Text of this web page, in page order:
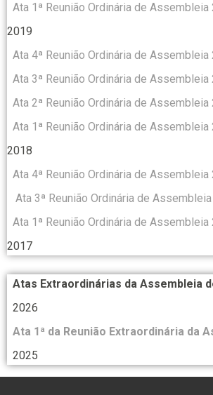
Ata 1ª Reunião Ordinária de Assembleia
2019
Ata 4ª Reunião Ordinária de Assembleia
Ata 3ª Reunião Ordinária de Assembleia
Ata 2ª Reunião Ordinária de Assembleia
Ata 1ª Reunião Ordinária de Assembleia
2018
Ata 4ª Reunião Ordinária de Assembleia
Ata 3ª Reunião Ordinária de
Ata 1ª Reunião Ordinária de Assembleia
2017
Atas Extraordinárias da Assembleia
2026
Ata 1ª da Reunião Extraordinária da
2025